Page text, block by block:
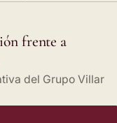
frente a
del Grupo Villar